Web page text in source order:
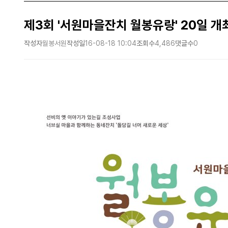
제3회 '서원마을잔치 월봉유랑' 20일 개
작성자월봉서원작성일16-08-18 10:04조회수4,486댓글수0